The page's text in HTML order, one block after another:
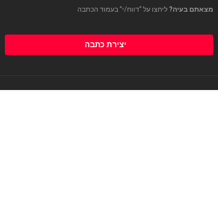
מצאתם בעיה? ליחצו על “דווח/י” בעמוד הכתבה
יצירת כתבה